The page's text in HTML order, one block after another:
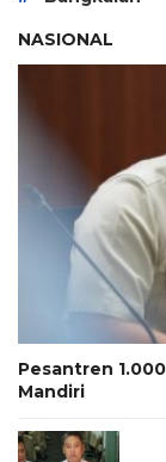
NASIONAL
Pesantren
Mandiri